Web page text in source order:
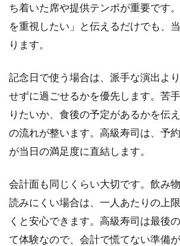
ち着いた席や提供テンポが重要です
を重視したい」と伝えるだけでも、
ります。
記念日で使う場合は、派手な演出よ
せずに過ごせるかを優先します。苦
りたいか、食後の予定があるかを伝
の流れが整います。高級寿司は、予
が当日の満足度に直結します。
会計面も同じくらい大切です。飲み
読みにくい場合は、一人あたりの上
くと安心できます。高級寿司は最後
て体験なので、会計で慌てない準備